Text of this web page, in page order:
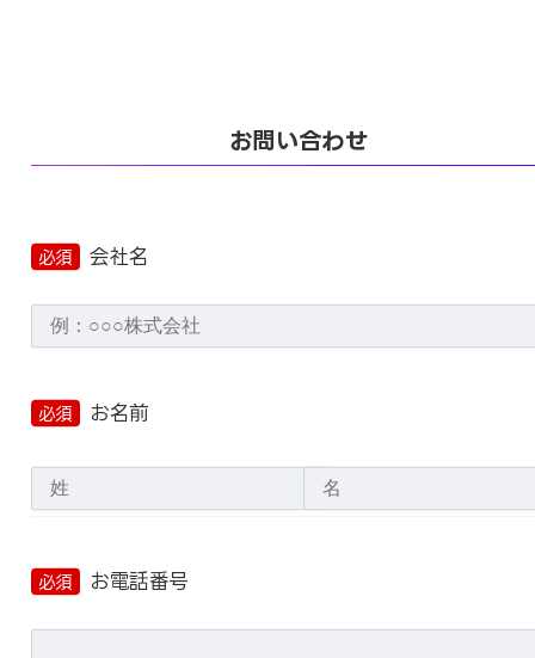
お問い合わせ
必須 会社名
必須 お名前
必須 お電話番号